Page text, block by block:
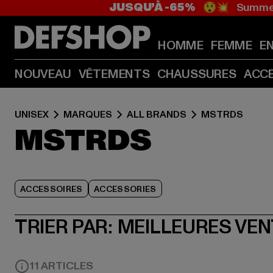
JUSQU’À -65% 😲💥
HOMME FEMME
NOUVEAU VÊTEMENTS CHAUSSURES
UNISEX MARQUES ALL BRANDS MSTRDS
MSTRDS
ACCESSOIRES ACCESSORIES
TRIER PAR: MEILLEURES
11 ARTICLES